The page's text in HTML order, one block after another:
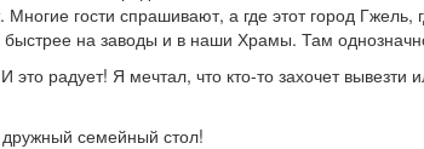
гости спрашивают, а где этот город Гжель,
на заводы и в наши Храмы. Там
радует! Я мечтал, что кто-то захочет вывезти
семейный стол!